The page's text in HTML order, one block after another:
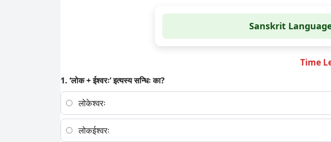
Sanskrit
Time
1. ‘लोक + ईश्वरः’ इत्यस्य सन्धिः का?
लोकेश्वरः
लोकईश्वरः